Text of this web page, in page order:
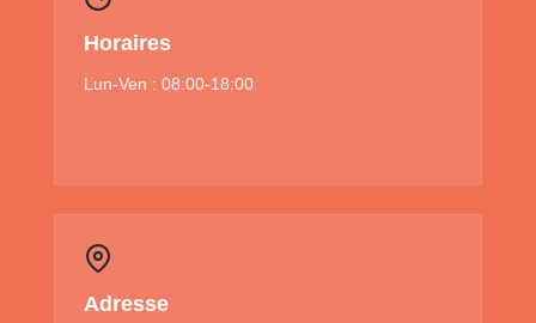
Horaires
Lun-Ven : 08:00-18:00
Adresse